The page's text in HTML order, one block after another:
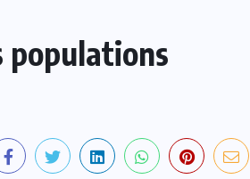
populations